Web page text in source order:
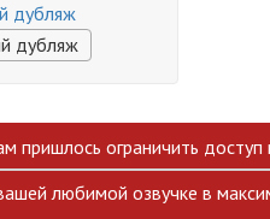
дубляж
дубляж
пришлось ограничить
любимой озвучке в